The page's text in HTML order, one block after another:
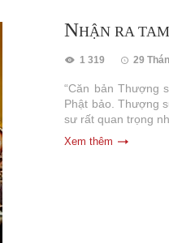
NHẬN RA
1 319 29
“Căn bản Thượng
Phật bảo. Thượng
sư rất quan trọng
Xem thêm